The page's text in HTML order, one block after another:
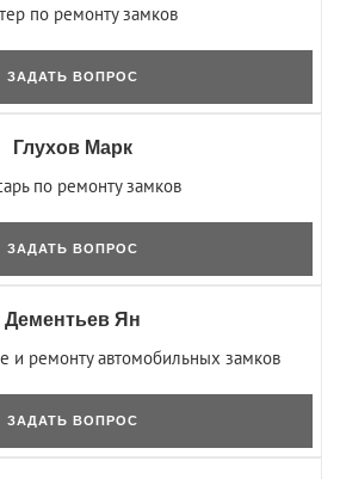
по ремонту замков
ЗАДАТЬ ВОПРОС
Глухов Марк
по ремонту замков
ЗАДАТЬ ВОПРОС
Дементьев Ян
и ремонту автомобильных замков
ЗАДАТЬ ВОПРОС